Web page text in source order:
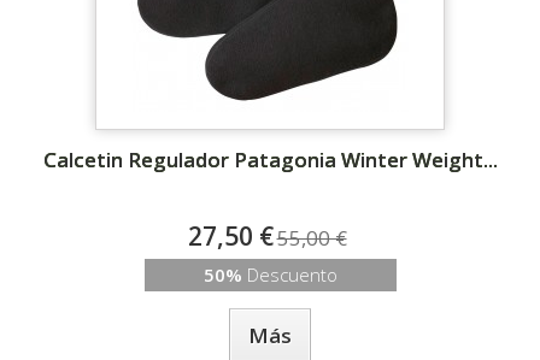
Calcetin Regulador Patagonia Winter Weight...
27,50 €55,00 €
50% Descuento
Más